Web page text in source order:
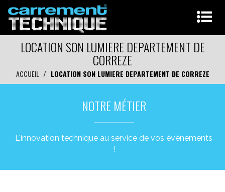
LOCATION SON LUMIERE DEPARTEMENT DE
CORREZE
ACCUEIL LOCATION SON LUMIERE DEPARTEMENT DE CORREZE
NOTRE MÉTIER
L'innovation technique au service de vos événements
!